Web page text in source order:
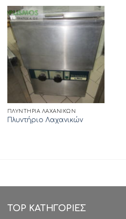
ΠΛΥΝΤΉΡΙΑ ΛΑΧΑΝΙΚΏΝ
Πλυντήριο Λαχανικών
TOP ΚΑΤΗΓΟΡΙΕΣ